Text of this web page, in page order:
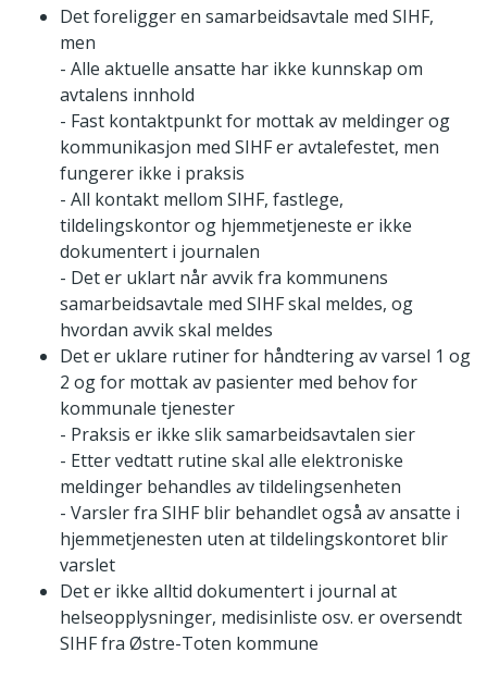
Det foreligger en samarbeidsavtale med SIHF,
men
- Alle aktuelle ansatte har ikke kunnskap om
avtalens innhold
- Fast kontaktpunkt for mottak av meldinger og
kommunikasjon med SIHF er avtalefestet, men
fungerer ikke i praksis
- All kontakt mellom SIHF, fastlege,
tildelingskontor og hjemmetjeneste er ikke
dokumentert i journalen
- Det er uklart når avvik fra kommunens
samarbeidsavtale med SIHF skal meldes, og
hvordan avvik skal meldes
Det er uklare rutiner for håndtering av varsel 1 og
2 og for mottak av pasienter med behov for
kommunale tjenester
- Praksis er ikke slik samarbeidsavtalen sier
- Etter vedtatt rutine skal alle elektroniske
meldinger behandles av tildelingsenheten
- Varsler fra SIHF blir behandlet også av ansatte i
hjemmetjenesten uten at tildelingskontoret blir
varslet
Det er ikke alltid dokumentert i journal at
helseopplysninger, medisinliste osv. er oversendt
SIHF fra Østre-Toten kommune